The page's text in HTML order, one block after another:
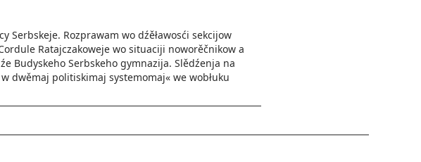
Serbskeje. Rozprawam wo dźěławosći sekcijow
Ratajczakoweje wo situaciji noworěčnikow a
Budyskeho Serbskeho gymnazija. Slědźenja na
dwěmaj politiskimaj systemomaj« we wobłuku